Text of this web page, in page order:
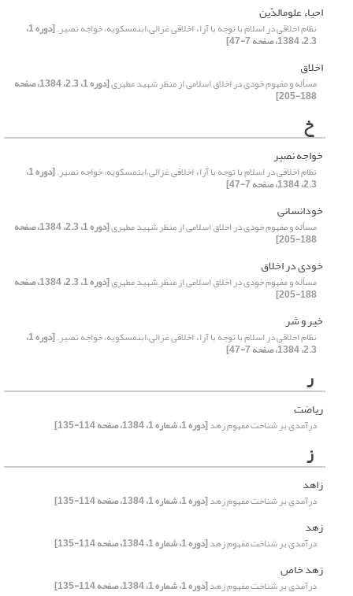
احیاء علوم‏الدّین
نظام اخلاقی در اسلام با توجه با آراء اخلاقی غزالی،ابن‏مسکویه، خواجه نصیر. [دوره 1،
2.3، 1384، صفحه 7-47]
اخلاق
مسأله و مفهوم خودی در اخلاق اسلامی از منظر شهید مطهری [دوره 1، 2.3، 1384، صفحه
188-205]
خ
خواجه نصیر
نظام اخلاقی در اسلام با توجه با آراء اخلاقی غزالی،ابن‏مسکویه، خواجه نصیر. [دوره 1،
2.3، 1384، صفحه 7-47]
خودانسانی
مسأله و مفهوم خودی در اخلاق اسلامی از منظر شهید مطهری [دوره 1، 2.3، 1384، صفحه
188-205]
خودی در اخلاق
مسأله و مفهوم خودی در اخلاق اسلامی از منظر شهید مطهری [دوره 1، 2.3، 1384، صفحه
188-205]
خیر و شر
نظام اخلاقی در اسلام با توجه با آراء اخلاقی غزالی،ابن‏مسکویه، خواجه نصیر. [دوره 1،
2.3، 1384، صفحه 7-47]
ر
ریاضت
درآمدی بر شناخت مفهوم زهد[دوره 1، شماره 1، 1384، صفحه 114-135]
ز
زاهد
درآمدی بر شناخت مفهوم زهد[دوره 1، شماره 1، 1384، صفحه 114-135]
زهد
درآمدی بر شناخت مفهوم زهد[دوره 1، شماره 1، 1384، صفحه 114-135]
زهد خاص
درآمدی بر شناخت مفهوم زهد[دوره 1، شماره 1، 1384، صفحه 114-135]